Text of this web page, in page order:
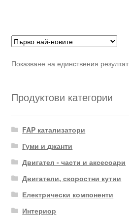
Показване на единствения резултат
Продуктови категории
FAP катализатори
Гуми и джанти
Двигател - части и аксесоари
Двигатели, скоростни кутии
Електрически компоненти
Интериор